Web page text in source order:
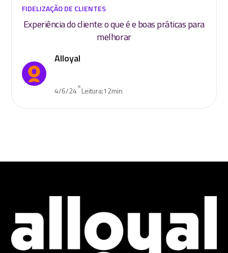
FIDELIZAÇÃO DE CLIENTES
Experiência do cliente: o que é e boas práticas para
melhorar
Alloyal
4/6/24•Leitura:12min